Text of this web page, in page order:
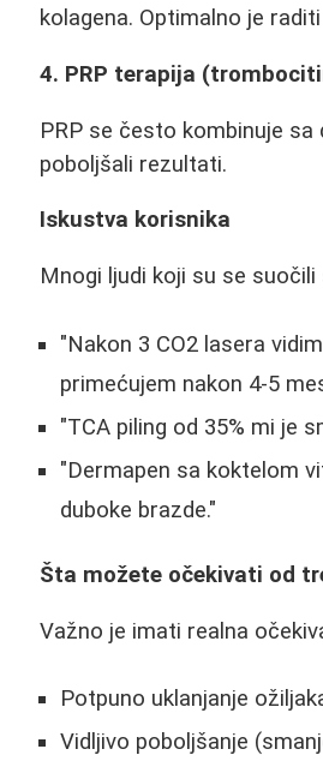
kolagena. Optimalno je
4. PRP terapija
PRP se često kombinuje
poboljšali rezultati.
Iskustva korisnika
Mnogi ljudi koji su se
"Nakon 3 CO2 lasera
primećujem nakon 4-5
"TCA piling od 35% mi je
"Dermapen sa koktelom
duboke brazde."
Šta možete očekivati od
Važno je imati realna
Potpuno uklanjanje
Vidljivo poboljšanje